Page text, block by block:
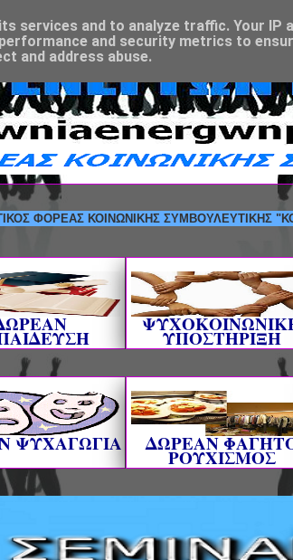
ΚΟΙΝΩΝΙΚΗΣ ΣΥΜΒΟΥΛΕΥΤΙΚΗΣ
ΥΠΟΣΤΗΡΙΞΗ
ΨΥΧΑΓΩΓΙΑ ΔΩΡΕΑΝ
ΡΟΥΧΙΣΜΟΣ
services and to analyze traffic. Your IP
and security metrics to
and address abuse.